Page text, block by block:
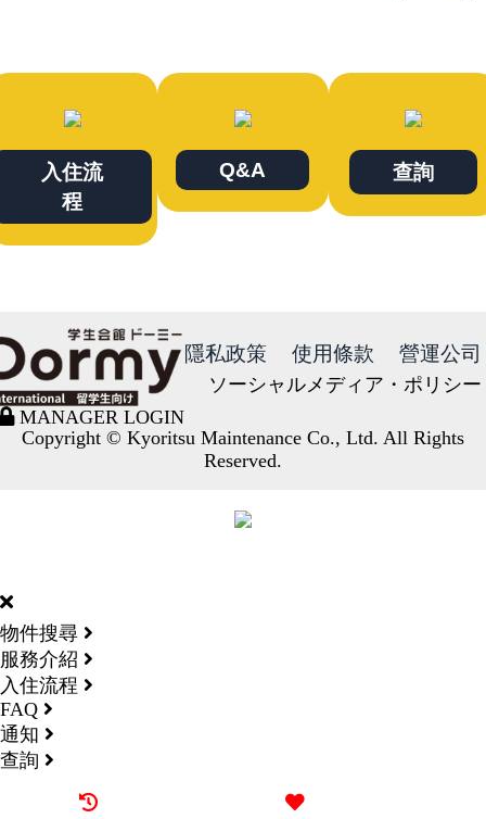
入住流
程
Q&A 查詢
MANAGER LOGIN
隱私政策 使用條款 營運公司
ソーシャルメディア・ポリシー
Copyright © Kyoritsu Maintenance Co., Ltd. All Rights
Reserved.
物件搜尋
服務介紹
入住流程
FAQ
通知
查詢